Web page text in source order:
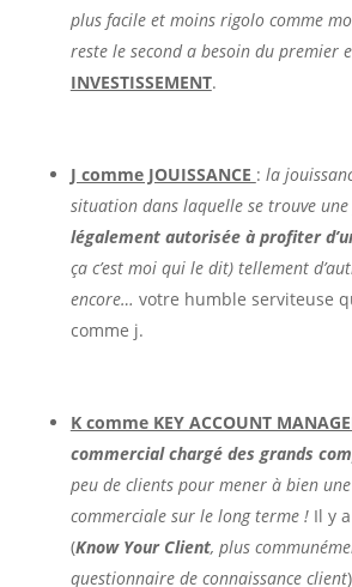
plus facile et moins rigolo comme
reste le second a besoin du premier
INVESTISSEMENT.
J comme JOUISSANCE : la
situation dans laquelle se trouve une
légalement autorisée à profiter
ça c’est moi qui le dit) tellement
encore… votre humble serviteuse
comme j.
K comme KEY ACCOUNT
commercial chargé des grands
peu de clients pour mener à bien
commerciale sur le long terme ! Il y
(Know Your Client, plus
questionnaire de connaissance client